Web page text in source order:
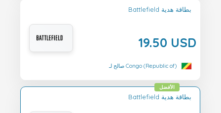
Battlefield بطاقة هدية
19.50 USD
صالح لـ Congo (Republic of)
Battlefield بطاقة هدية
الأفضل